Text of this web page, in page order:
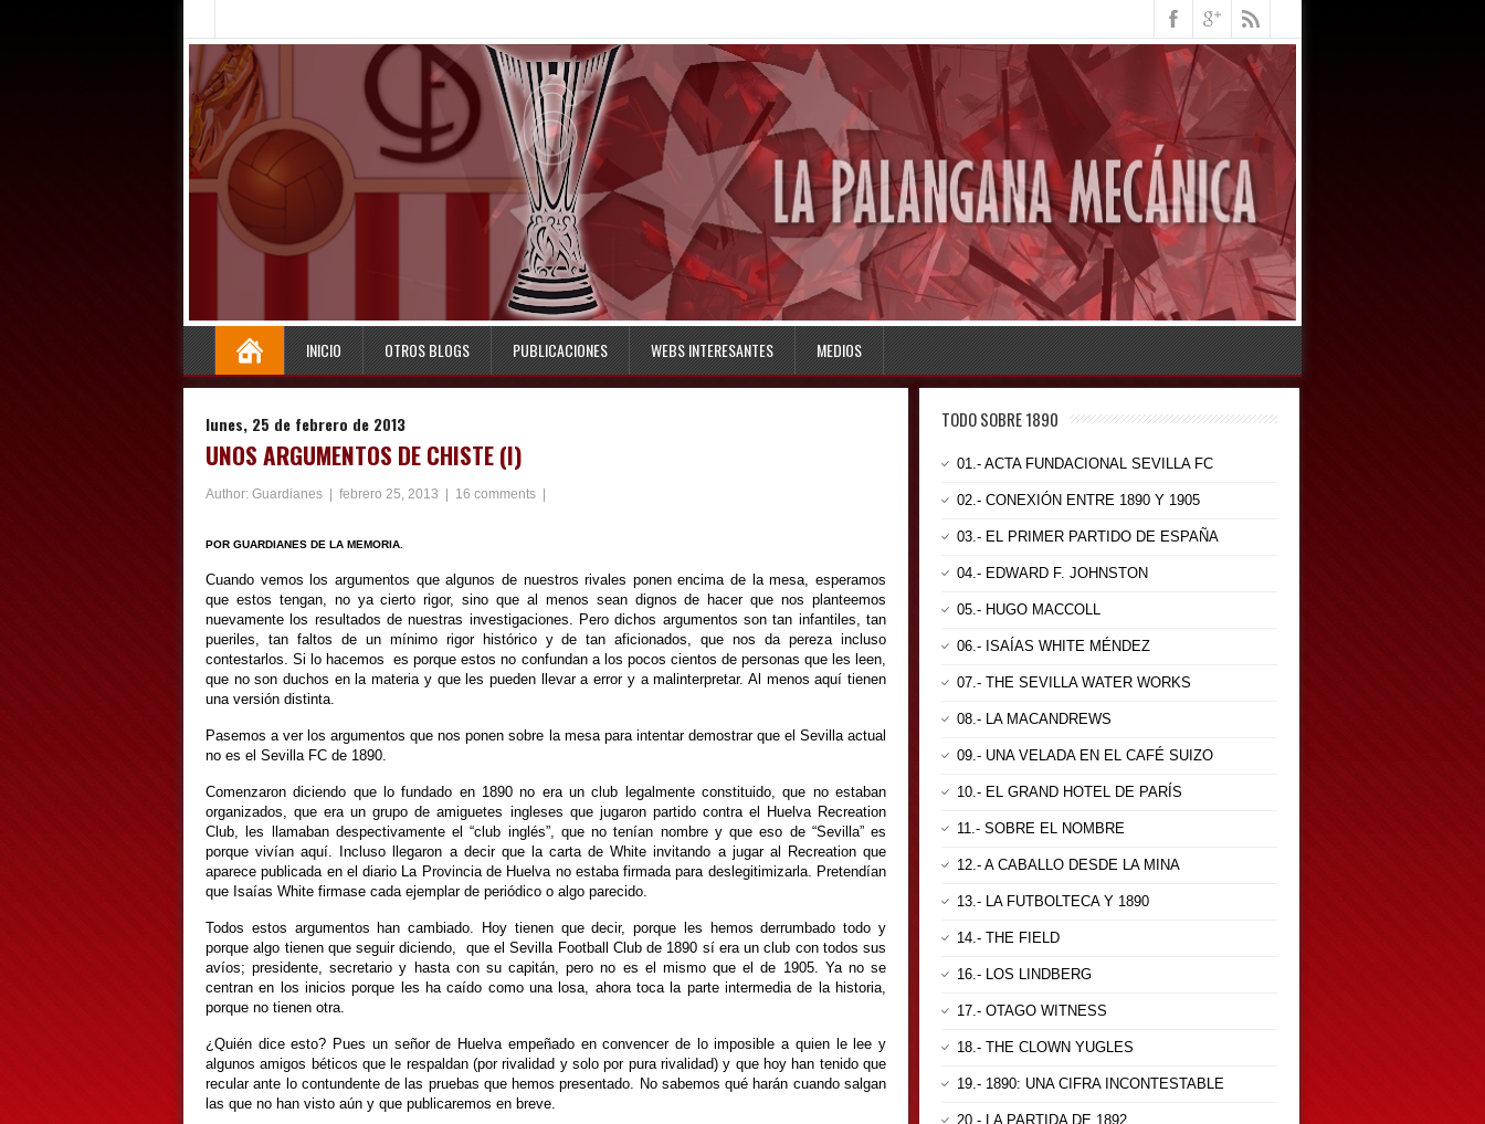
INICIO OTROS BLOGS PUBLICACIONES WEBS INTERESANTES MEDIOS
lunes, 25 de febrero de 2013
UNOS ARGUMENTOS DE CHISTE (I)
Author: Guardianes | febrero 25, 2013 | 16 comments |
POR GUARDIANES DE LA MEMORIA.
Cuando vemos los argumentos que algunos de nuestros rivales ponen encima de la mesa, esperamos
que estos tengan, no ya cierto rigor, sino que al menos sean dignos de hacer que nos planteemos
nuevamente los resultados de nuestras investigaciones. Pero dichos argumentos son tan infantiles, tan
pueriles, tan faltos de un mínimo rigor histórico y de tan aficionados, que nos da pereza incluso
contestarlos. Si lo hacemos es porque estos no confundan a los pocos cientos de personas que les leen,
que no son duchos en la materia y que les pueden llevar a error y a malinterpretar. Al menos aquí tienen
una versión distinta.
Pasemos a ver los argumentos que nos ponen sobre la mesa para intentar demostrar que el Sevilla actual
no es el Sevilla FC de 1890.
Comenzaron diciendo que lo fundado en 1890 no era un club legalmente constituido, que no estaban
organizados, que era un grupo de amiguetes ingleses que jugaron partido contra el Huelva Recreation
Club, les llamaban despectivamente el “club inglés”, que no tenían nombre y que eso de “Sevilla” es
porque vivían aquí. Incluso llegaron a decir que la carta de White invitando a jugar al Recreation que
aparece publicada en el diario La Provincia de Huelva no estaba firmada para deslegitimizarla. Pretendían
que Isaías White firmase cada ejemplar de periódico o algo parecido.
Todos estos argumentos han cambiado. Hoy tienen que decir, porque les hemos derrumbado todo y
porque algo tienen que seguir diciendo, que el Sevilla Football Club de 1890 sí era un club con todos sus
avíos; presidente, secretario y hasta con su capitán, pero no es el mismo que el de 1905. Ya no se
centran en los inicios porque les ha caído como una losa, ahora toca la parte intermedia de la historia,
porque no tienen otra.
¿Quién dice esto? Pues un señor de Huelva empeñado en convencer de lo imposible a quien le lee y
algunos amigos béticos que le respaldan (por rivalidad y solo por pura rivalidad) y que hoy han tenido que
recular ante lo contundente de las pruebas que hemos presentado. No sabemos qué harán cuando salgan
las que no han visto aún y que publicaremos en breve.
TODO SOBRE 1890
01.- ACTA FUNDACIONAL SEVILLA FC
02.- CONEXIÓN ENTRE 1890 Y 1905
03.- EL PRIMER PARTIDO DE ESPAÑA
04.- EDWARD F. JOHNSTON
05.- HUGO MACCOLL
06.- ISAÍAS WHITE MÉNDEZ
07.- THE SEVILLA WATER WORKS
08.- LA MACANDREWS
09.- UNA VELADA EN EL CAFÉ SUIZO
10.- EL GRAND HOTEL DE PARÍS
11.- SOBRE EL NOMBRE
12.- A CABALLO DESDE LA MINA
13.- LA FUTBOLTECA Y 1890
14.- THE FIELD
16.- LOS LINDBERG
17.- OTAGO WITNESS
18.- THE CLOWN YUGLES
19.- 1890: UNA CIFRA INCONTESTABLE
20.- LA PARTIDA DE 1892